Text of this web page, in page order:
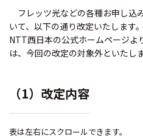
フレッツ光などの各種お申し込
いて、以下の通り改定いたします
NTT西日本の公式ホームページよ
は、今回の改定の対象外といたしま
（1）改定内容
表は左右にスクロールできます。